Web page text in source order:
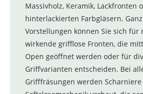
Massivholz, Keramik, Lackfronten
hinterlackierten Farbgläsern.
Vorstellungen können Sie sich für
wirkende grifflose Fronten, die
Open geöffnet werden oder für
Griffvarianten entscheiden. Bei
Grifffräsungen werden